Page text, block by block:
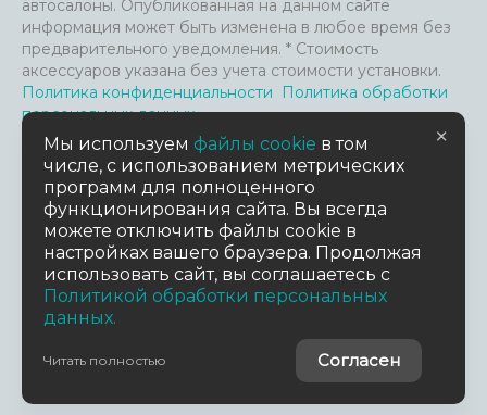
автосалоны. Опубликованная на данном сайте
информация может быть изменена в любое время без
предварительного уведомления. * Стоимость
аксессуаров указана без учета стоимости установки.
Политика конфиденциальности
Политика обработки
персональных данных
Файлы Cookie и анализ посещения сайта
Пользовательское соглашение
Согласие на обработку персональных данных
на предоставление данных третьим лицам
Работает на технологияхTradeDealer.ru
Дизайн сайта
MuhinaDesign
Мы используем файлы cookie в том
числе, с использованием метрических
программ для полноценного
функционирования сайта. Вы всегда
можете отключить файлы cookie в
настройках вашего браузера. Продолжая
использовать сайт, вы соглашаетесь с
Политикой обработки персональных
данных.
Читать полностью Согласен
×